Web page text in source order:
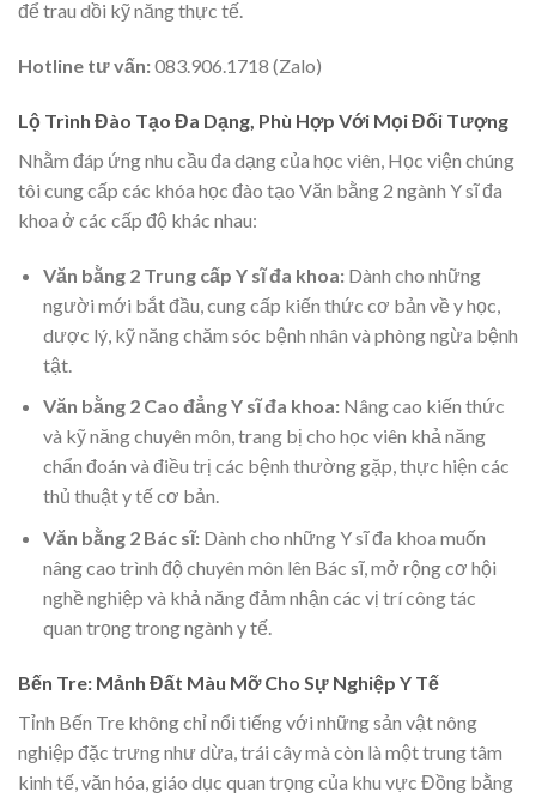
để trau dồi kỹ năng thực tế.
Hotline tư vấn:083.906.1718 (Zalo)
Lộ Trình Đào Tạo Đa Dạng, Phù Hợp Với Mọi Đối Tượng
Nhằm đáp ứng nhu cầu đa dạng của học viên, Học viện chúng
tôi cung cấp các khóa học đào tạo Văn bằng 2 ngành Y sĩ đa
khoa ở các cấp độ khác nhau:
Văn bằng 2 Trung cấp Y sĩ đa khoa:Dành cho những
người mới bắt đầu, cung cấp kiến thức cơ bản về y học,
dược lý, kỹ năng chăm sóc bệnh nhân và phòng ngừa bệnh
tật.
Văn bằng 2 Cao đẳng Y sĩ đa khoa:Nâng cao kiến thức
và kỹ năng chuyên môn, trang bị cho học viên khả năng
chẩn đoán và điều trị các bệnh thường gặp, thực hiện các
thủ thuật y tế cơ bản.
Văn bằng 2 Bác sĩ:Dành cho những Y sĩ đa khoa muốn
nâng cao trình độ chuyên môn lên Bác sĩ, mở rộng cơ hội
nghề nghiệp và khả năng đảm nhận các vị trí công tác
quan trọng trong ngành y tế.
Bến Tre: Mảnh Đất Màu Mỡ Cho Sự Nghiệp Y Tế
Tỉnh Bến Tre không chỉ nổi tiếng với những sản vật nông
nghiệp đặc trưng như dừa, trái cây mà còn là một trung tâm
kinh tế, văn hóa, giáo dục quan trọng của khu vực Đồng bằng